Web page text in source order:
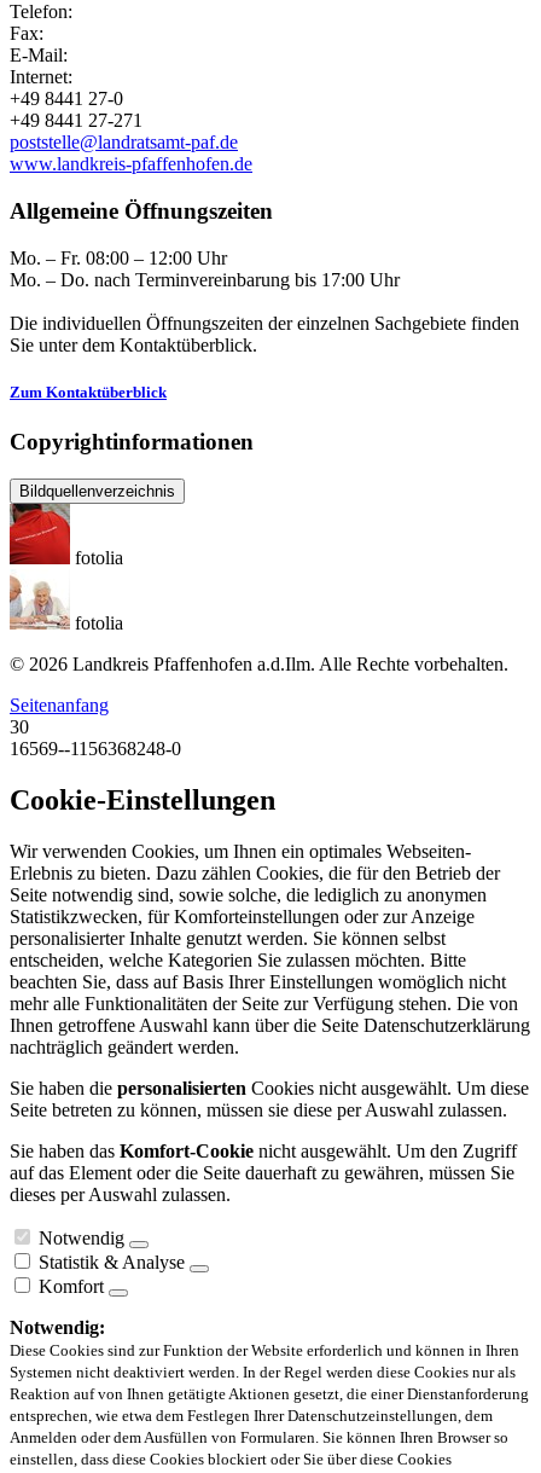
Telefon:
Fax:
E-Mail:
Internet:
+49 8441 27-0
+49 8441 27-271
poststelle@landratsamt-paf.de
www.landkreis-pfaffenhofen.de
Allgemeine Öffnungszeiten
Mo. – Fr. 08:00 – 12:00 Uhr
Mo. – Do. nach Terminvereinbarung bis 17:00 Uhr
Die individuellen Öffnungszeiten der einzelnen Sachgebiete finden
Sie unter dem Kontaktüberblick.
Zum Kontaktüberblick
Copyrightinformationen
Bildquellenverzeichnis
fotolia
fotolia
© 2026 Landkreis Pfaffenhofen a.d.Ilm. Alle Rechte vorbehalten.
Seitenanfang
30
16569--1156368248-0
Cookie-Einstellungen
Wir verwenden Cookies, um Ihnen ein optimales Webseiten-
Erlebnis zu bieten. Dazu zählen Cookies, die für den Betrieb der
Seite notwendig sind, sowie solche, die lediglich zu anonymen
Statistikzwecken, für Komforteinstellungen oder zur Anzeige
personalisierter Inhalte genutzt werden. Sie können selbst
entscheiden, welche Kategorien Sie zulassen möchten. Bitte
beachten Sie, dass auf Basis Ihrer Einstellungen womöglich nicht
mehr alle Funktionalitäten der Seite zur Verfügung stehen. Die von
Ihnen getroffene Auswahl kann über die Seite Datenschutzerklärung
nachträglich geändert werden.
Sie haben die personalisierten Cookies nicht ausgewählt. Um diese
Seite betreten zu können, müssen sie diese per Auswahl zulassen.
Sie haben das Komfort-Cookie nicht ausgewählt. Um den Zugriff
auf das Element oder die Seite dauerhaft zu gewähren, müssen Sie
dieses per Auswahl zulassen.
Notwendig
Statistik & Analyse
Komfort
Notwendig:
Diese Cookies sind zur Funktion der Website erforderlich und können in Ihren
Systemen nicht deaktiviert werden. In der Regel werden diese Cookies nur als
Reaktion auf von Ihnen getätigte Aktionen gesetzt, die einer Dienstanforderung
entsprechen, wie etwa dem Festlegen Ihrer Datenschutzeinstellungen, dem
Anmelden oder dem Ausfüllen von Formularen. Sie können Ihren Browser so
einstellen, dass diese Cookies blockiert oder Sie über diese Cookies